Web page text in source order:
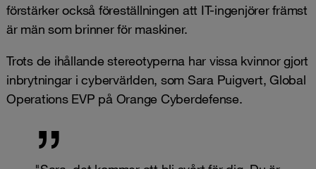
förstärker också föreställningen att IT-ingenjörer främst
är män som brinner för maskiner.
Trots de ihållande stereotyperna har vissa kvinnor gjort
inbrytningar i cybervärlden, som Sara Puigvert, Global
Operations EVP på Orange Cyberdefense.